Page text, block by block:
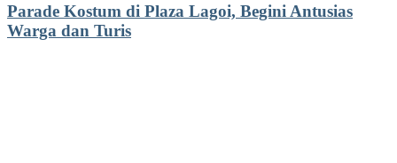
Parade Kostum di Plaza Lagoi, Begini Antusias
Warga dan Turis